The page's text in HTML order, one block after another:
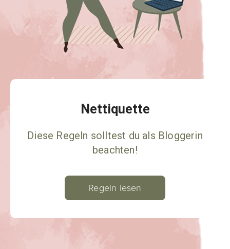
Nettiquette
Diese Regeln solltest du als Bloggerin
beachten!
Regeln lesen